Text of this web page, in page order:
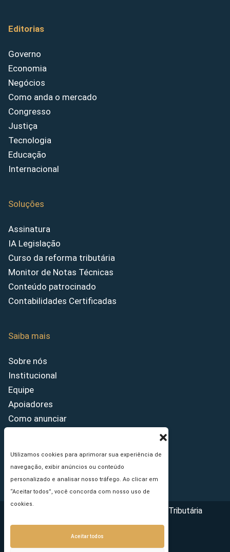
Utilizamos cookies para aprimorar sua experiência de
navegação, exibir anúncios ou conteúdo
personalizado e analisar nosso tráfego. Ao clicar em
“Aceitar todos”, você concorda com nosso uso de
cookies.
Aceitar todos
Editorias
Governo
Economia
Negócios
Como anda o mercado
Congresso
Justiça
Tecnologia
Educação
Internacional
Soluções
Assinatura
IA Legislação
Curso da reforma tributária
Monitor de Notas Técnicas
Conteúdo patrocinado
Contabilidades Certificadas
Saiba mais
Sobre nós
Institucional
Equipe
Apoiadores
Como anunciar
Princípios Editoriais
Copyright © 2026 - Portal da Reforma Tributária